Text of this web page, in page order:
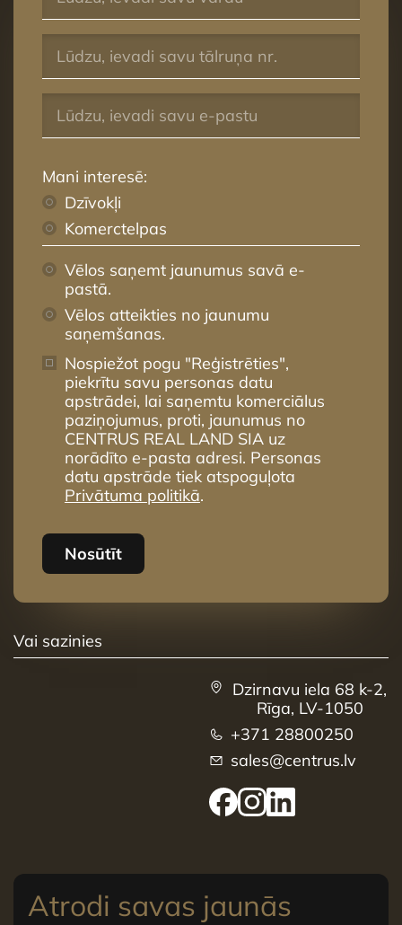
Mani interesē:
Dzīvokļi
Komerctelpas
Vēlos saņemt jaunumus savā e-
pastā.
Vēlos atteikties no jaunumu
saņemšanas.
Nospiežot pogu "Reģistrēties",
piekrītu savu personas datu
apstrādei, lai saņemtu komerciālus
paziņojumus, proti, jaunumus no
CENTRUS REAL LAND SIA uz
norādīto e-pasta adresi. Personas
datu apstrāde tiek atspoguļota
Privātuma politikā.
Nosūtīt
Vai sazinies
Dzirnavu iela 68 k-2,
Rīga, LV-1050
+371 28800250
sales@centrus.lv
Atrodi savas jaunās